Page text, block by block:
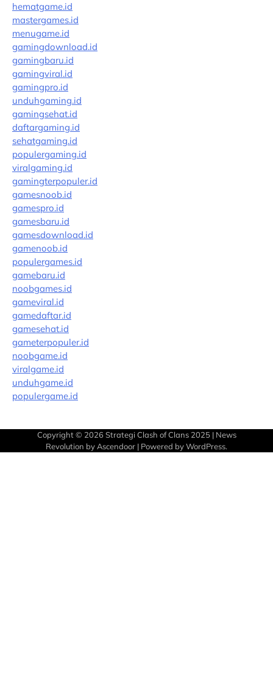
hematgame.id
mastergames.id
menugame.id
gamingdownload.id
gamingbaru.id
gamingviral.id
gamingpro.id
unduhgaming.id
gamingsehat.id
daftargaming.id
sehatgaming.id
populergaming.id
viralgaming.id
gamingterpopuler.id
gamesnoob.id
gamespro.id
gamesbaru.id
gamesdownload.id
gamenoob.id
populergames.id
gamebaru.id
noobgames.id
gameviral.id
gamedaftar.id
gamesehat.id
gameterpopuler.id
noobgame.id
viralgame.id
unduhgame.id
populergame.id
Copyright © 2026 Strategi Clash of Clans 2025| News
Revolution by Ascendoor | Powered byWordPress.